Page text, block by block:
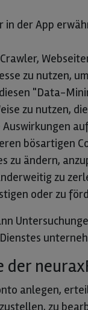
in der App
Crawler,
zu nutzen,
"Data-
zu nutzen,
bösartigen
zu ändern,
zu
oder zu
der
anlegen,
zu